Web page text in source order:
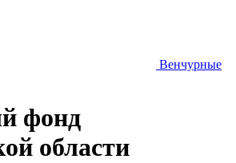
Венчурные
фонд
области